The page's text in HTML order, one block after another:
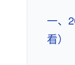
一、
看）